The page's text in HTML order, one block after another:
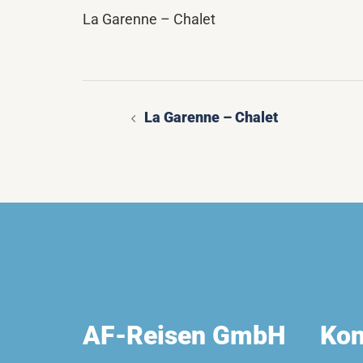
La Garenne – Chalet
Beitragsnavigation
La Garenne – Chalet
AF-Reisen GmbH